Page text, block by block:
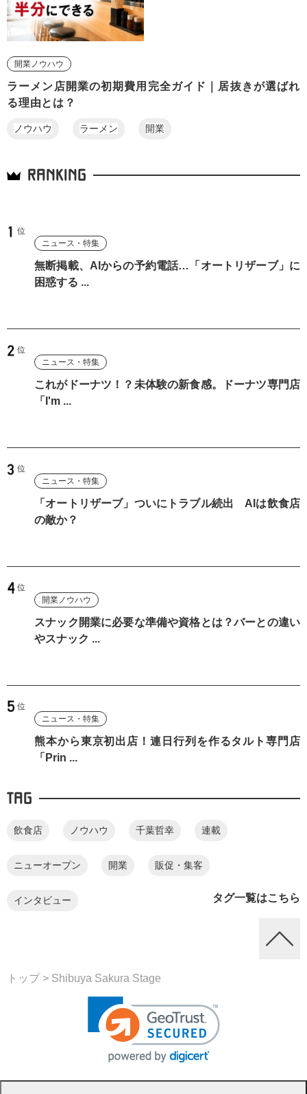
開業ノウハウ
ラーメン店開業の初期費用完全ガイド｜居抜きが選ばれ
る理由とは？
ノウハウ ラーメン 開業
RANKING
ニュース・特集
無断掲載、AIからの予約電話…「オートリザーブ」に
困惑する ...
ニュース・特集
これがドーナツ！？未体験の新食感。ドーナツ専門店
「I'm ...
ニュース・特集
「オートリザーブ」ついにトラブル続出 AIは飲食店
の敵か？
開業ノウハウ
スナック開業に必要な準備や資格とは？バーとの違い
やスナック ...
ニュース・特集
熊本から東京初出店！連日行列を作るタルト専門店
「Prin ...
TAG
飲食店 ノウハウ 千葉哲幸 連載
ニューオープン 開業 販促・集客
インタビュー タグ一覧はこちら
トップ> Shibuya Sakura Stage